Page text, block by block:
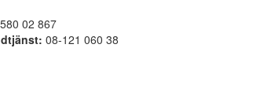
02 867
08-121 060 38